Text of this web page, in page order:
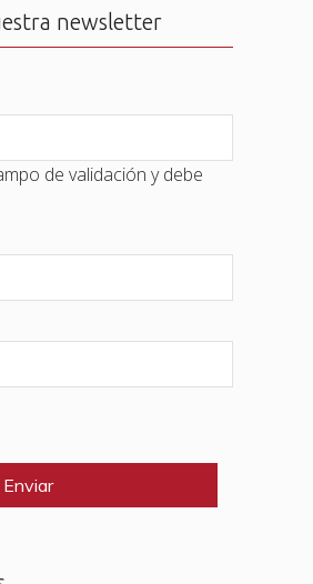
newsletter
de validación y debe